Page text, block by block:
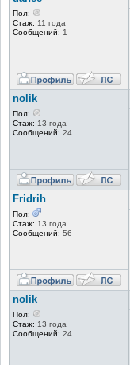
Пол:
Стаж: 11 года
Сообщений: 1
nolik
Пол:
Стаж: 13 года
Сообщений: 24
Fridrih
Пол:
Стаж: 13 года
Сообщений: 56
nolik
Пол:
Стаж: 13 года
Сообщений: 24